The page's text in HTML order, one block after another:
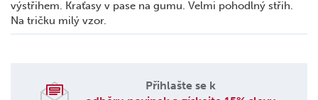
výstřihem. Kraťasy v pase na gumu. Velmi pohodlný střih.
Na tričku milý vzor.
Přihlašte se k